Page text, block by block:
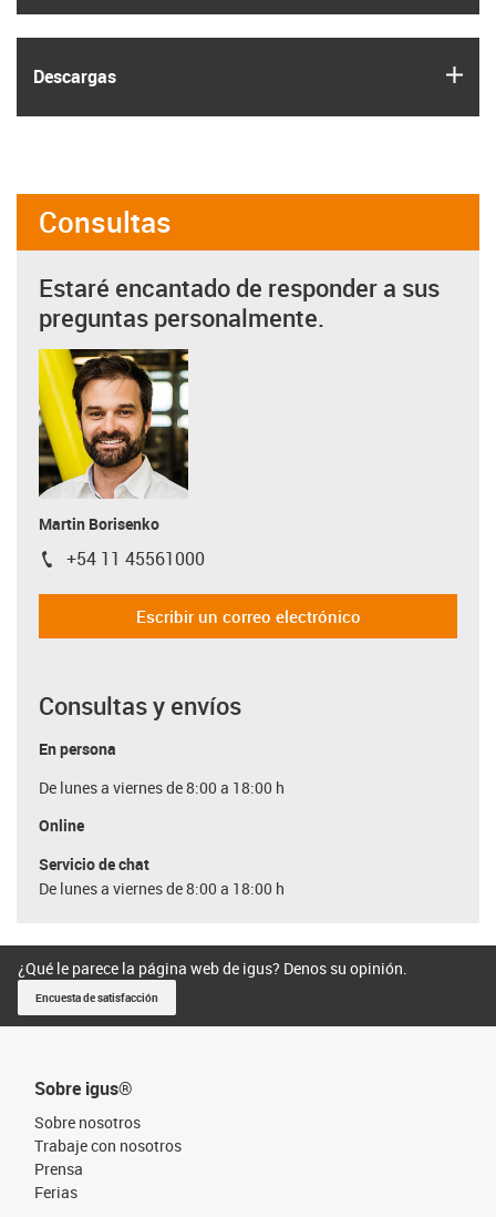
Descargas
Consultas
Estaré encantado de responder a sus
preguntas personalmente.
Martin Borisenko
igus-icon-phone
+54 11 45561000
Escribir un correo electrónico
Consultas y envíos
En persona
De lunes a viernes de 8:00 a 18:00 h
Online
Servicio de chat
De lunes a viernes de 8:00 a 18:00 h
¿Qué le parece la página web de igus? Denos su opinión.
Encuesta de satisfacción
Sobre igus®
Sobre nosotros
Trabaje con nosotros
Prensa
Ferias